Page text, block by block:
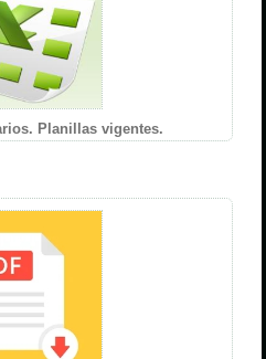
Planillas vigentes.